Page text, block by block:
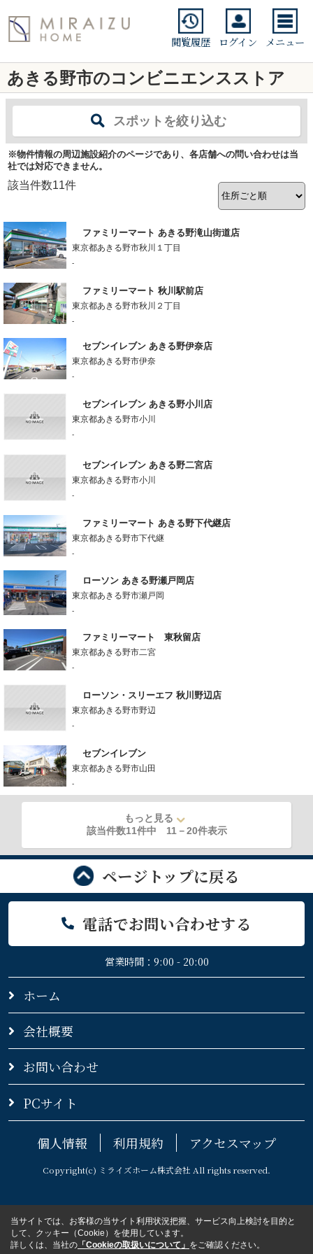
閲覧履歴 ログイン メニュー
あきる野市のコンビニエンスストア
スポットを絞り込む
※物件情報の周辺施設紹介のページであり、各店舗への問い合わせは当
社では対応できません。
該当件数11件
ファミリーマート あきる野滝山街道店
東京都あきる野市秋川１丁目
-
ファミリーマート 秋川駅前店
東京都あきる野市秋川２丁目
-
セブンイレブン あきる野伊奈店
東京都あきる野市伊奈
-
セブンイレブン あきる野小川店
東京都あきる野市小川
-
セブンイレブン あきる野二宮店
東京都あきる野市小川
-
ファミリーマート あきる野下代継店
東京都あきる野市下代継
-
ローソン あきる野瀬戸岡店
東京都あきる野市瀬戸岡
-
ファミリーマート 東秋留店
東京都あきる野市二宮
-
ローソン・スリーエフ 秋川野辺店
東京都あきる野市野辺
-
セブンイレブン
東京都あきる野市山田
-
もっと見る
該当件数11件中 11 －20件表示
ページトップに戻る
電話でお問い合わせする
営業時間：9:00 - 20:00
ホーム
会社概要
お問い合わせ
PCサイト
個人情報 利用規約 アクセスマップ
Copyright(c) ミライズホーム株式会社 All rights reserved.
当サイトでは、お客様の当サイト利用状況把握、サービス向上検討を目的と
して、クッキー（Cookie）を使用しています。
詳しくは、当社の 「Cookieの取扱いについて」 をご確認ください。